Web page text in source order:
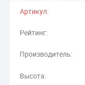
Артикул:
Рейтинг:
Производитель:
Высота: